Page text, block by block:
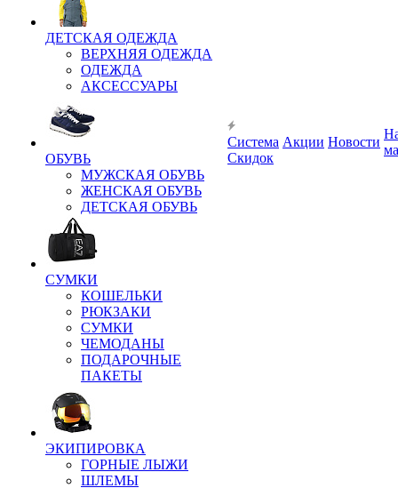
ДЕТСКАЯ ОДЕЖДА
ВЕРХНЯЯ ОДЕЖДА
ОДЕЖДА
АКСЕССУАРЫ
ОБУВЬ
МУЖСКАЯ ОБУВЬ
ЖЕНСКАЯ ОБУВЬ
ДЕТСКАЯ ОБУВЬ
СУМКИ
КОШЕЛЬКИ
РЮКЗАКИ
СУМКИ
ЧЕМОДАНЫ
ПОДАРОЧНЫЕ
ПАКЕТЫ
ЭКИПИРОВКА
ГОРНЫЕ ЛЫЖИ
ШЛЕМЫ
Система
Скидок
Акции Новости